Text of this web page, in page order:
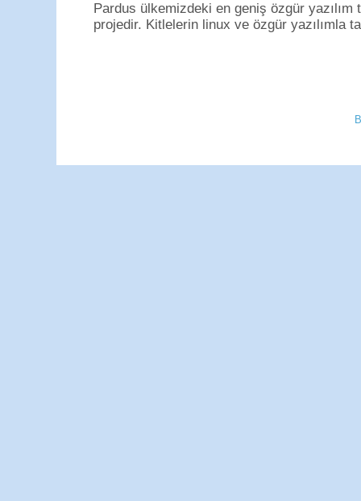
Pardus ülkemizdeki en geniş özgür
projedir. Kitlelerin linux ve özgür yazılımla